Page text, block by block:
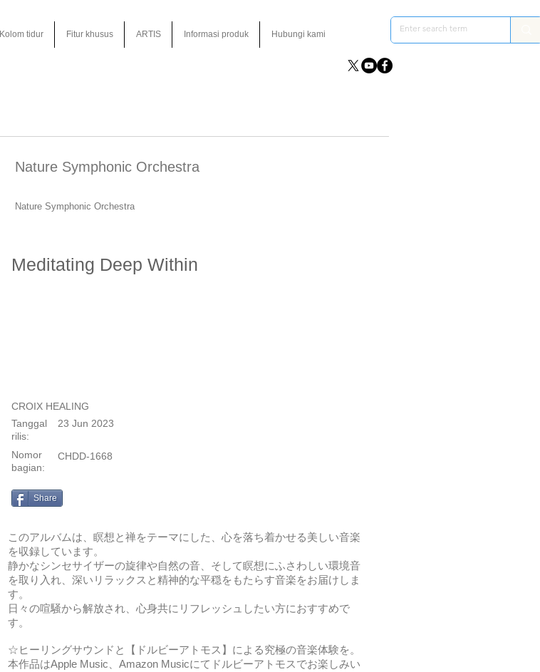
Kolom tidur Fitur khusus ARTIS Informasi produk Hubungi kami
Nature Symphonic Orchestra
Nature Symphonic Orchestra
Meditating Deep Within
CROIX HEALING
23 Jun 2023
Tanggal
rilis:
Nomor
bagian:
CHDD-1668
Share
このアルバムは、瞑想と禅をテーマにした、心を落ち着かせる美しい音楽
を収録しています。
静かなシンセサイザーの旋律や自然の音、そして瞑想にふさわしい環境音
を取り入れ、深いリラックスと精神的な平穏をもたらす音楽をお届けしま
す。
日々の喧騒から解放され、心身共にリフレッシュしたい方におすすめで
す。
☆ヒーリングサウンドと【ドルビーアトモス】による究極の音楽体験を。
本作品はApple Music、Amazon Musicにてドルビーアトモスでお楽しみい